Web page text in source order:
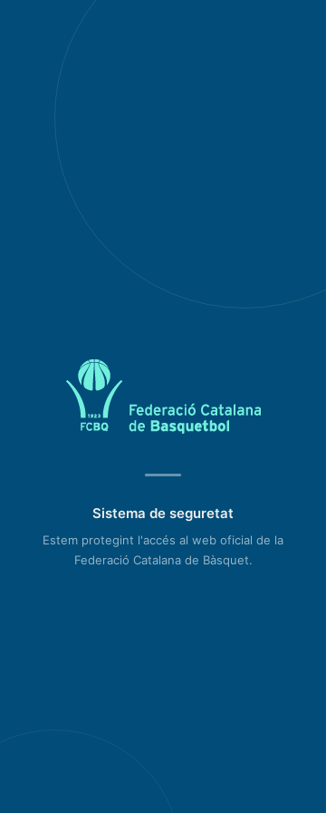
Sistema de seguretat
Estem protegint l'accés al web oficial de la
Federació Catalana de Bàsquet.